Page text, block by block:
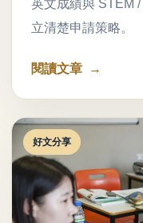
英文成績與 STEM
立清楚申請策略。
閱讀文章
好文分享